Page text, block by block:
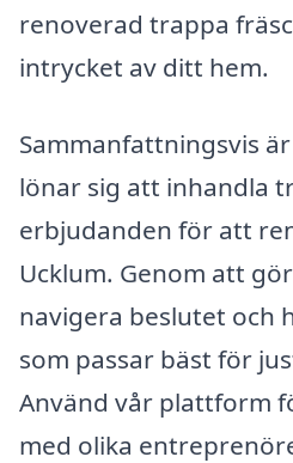
renoverad trappa
intrycket av ditt hem.
Sammanfattningsvis
lönar sig att inhandla
erbjudanden för att
Ucklum. Genom att
navigera beslutet och
som passar bäst för
Använd vår plattform
med olika